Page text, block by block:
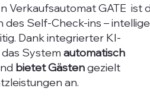
Verkaufsautomat GATE ist
des Self-Check-ins –
Dank integrierter KI-
Systemautomatisch
bietet Gästengezielt
an.